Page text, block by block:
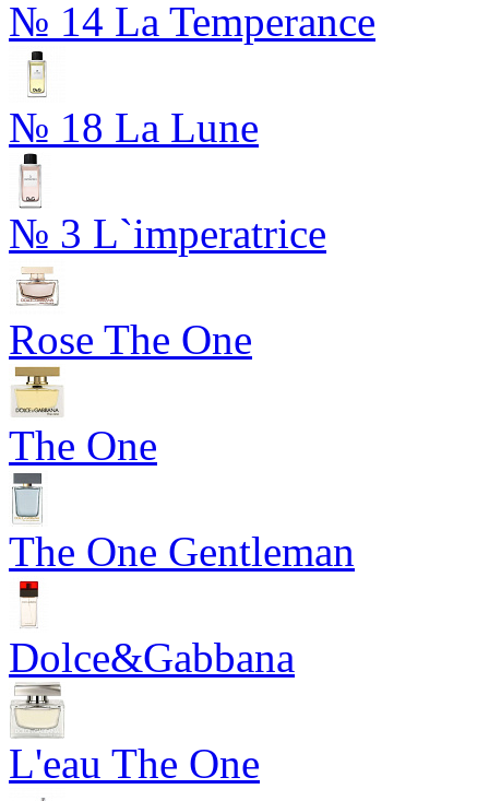
№ 14 La Temperance
№ 18 La Lune
№ 3 L`imperatrice
Rose The One
The One
The One Gentleman
Dolce&Gabbana
L'eau The One